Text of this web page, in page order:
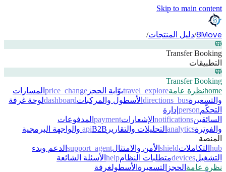
Skip to main content
8Move
/دليل المنتجات/
Transfer Booking
التطبيقات
Transfer Booking
homeنظرة عامةtravel_exploreبوّابة الحجز price_change المسارات
والتسعيرةdirections_bus الأسطول والمركباتdashboardلوحة غرفة
التحكّمperson إدارة
السائقينnotifications الإشعاراتpayment المدفوعات
والفوترةanalytics التحليلات والتقارير apiB2B والواجهة البرمجية
المنصة
hub التكاملاتshield الأمن والامتثالsupport_agent الدعم وبدء
التشغيلdevicesمتطلبات النظامhelp الأسئلة الشائعة
نظرة عامة الحجز التسعيرة الأسطولغرفة